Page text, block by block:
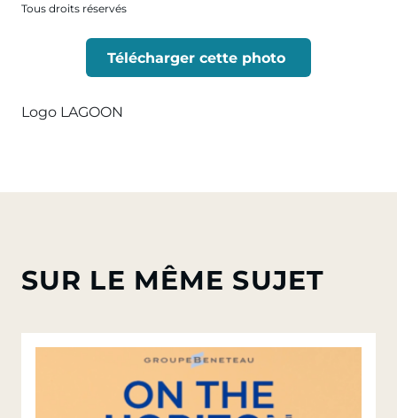
Tous droits réservés
Télécharger cette photo
Logo LAGOON
SUR LE MÊME SUJET